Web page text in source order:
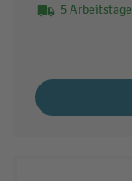
5 Arbeitstage